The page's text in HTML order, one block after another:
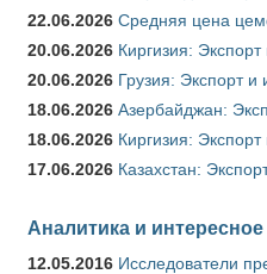
22.06.2026 Средняя цена
20.06.2026 Киргизия:
20.06.2026 Грузия: Экспорт
18.06.2026 Азербайджан:
18.06.2026 Киргизия:
17.06.2026 Казахстан:
Аналитика и
12.05.2016 Исследователи